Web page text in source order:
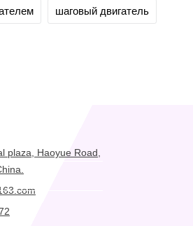
шаговый двигатель
plaza, Haoyue Road,